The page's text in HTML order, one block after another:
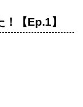
【Ep.1】